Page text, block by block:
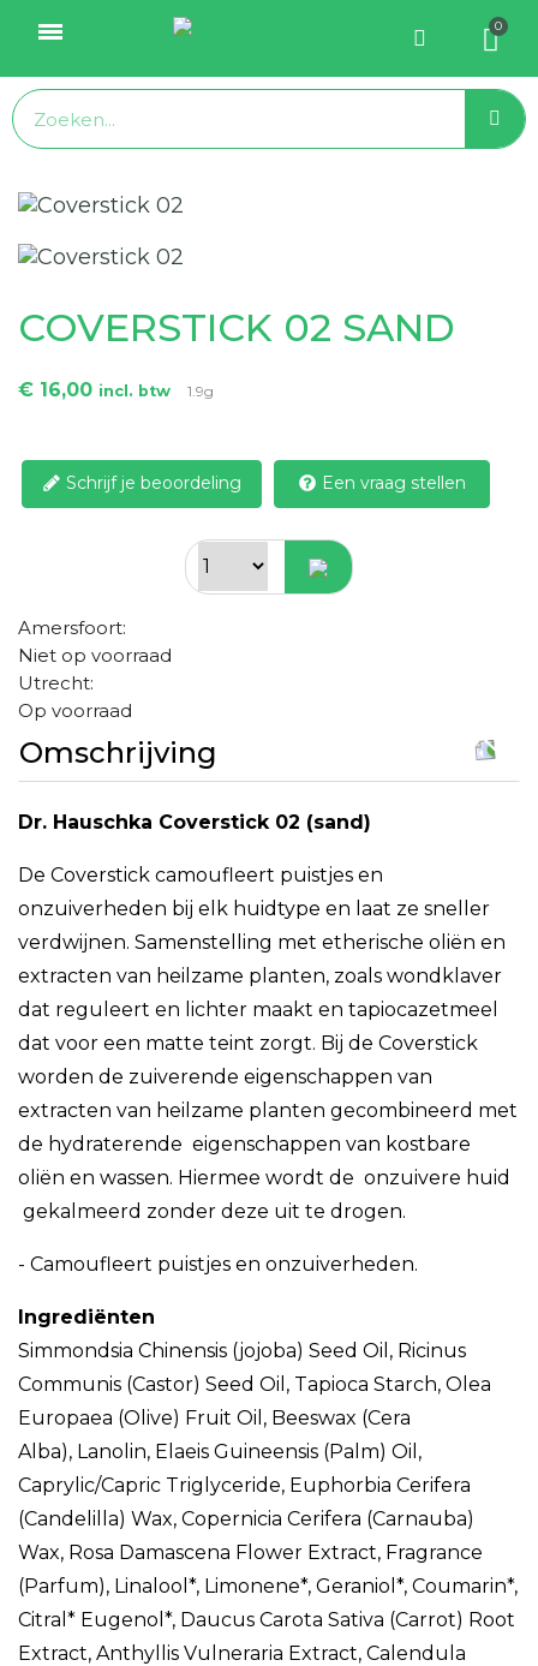
COVERSTICK 02 SAND
€ 16,00 incl. btw 1.9g
Schrijf je beoordeling Een vraag stellen
Amersfoort:
Niet op voorraad
Utrecht:
Op voorraad
Omschrijving
Dr. Hauschka Coverstick 02 (sand)
De Coverstick camoufleert puistjes en
onzuiverheden bij elk huidtype en laat ze sneller
verdwijnen. Samenstelling met etherische oliën en
extracten van heilzame planten, zoals wondklaver
dat reguleert en lichter maakt en tapiocazetmeel
dat voor een matte teint zorgt. Bij de Coverstick
worden de zuiverende eigenschappen van
extracten van heilzame planten gecombineerd met
de hydraterende eigenschappen van kostbare
oliën en wassen. Hiermee wordt de onzuivere huid
gekalmeerd zonder deze uit te drogen.
- Camoufleert puistjes en onzuiverheden.
Ingrediënten
Simmondsia Chinensis (jojoba) Seed Oil, Ricinus
Communis (Castor) Seed Oil, Tapioca Starch, Olea
Europaea (Olive) Fruit Oil, Beeswax (Cera
Alba), Lanolin, Elaeis Guineensis (Palm) Oil,
Caprylic/Capric Triglyceride, Euphorbia Cerifera
(Candelilla) Wax, Copernicia Cerifera (Carnauba)
Wax, Rosa Damascena Flower Extract, Fragrance
(Parfum), Linalool*, Limonene*, Geraniol*, Coumarin*,
Citral* Eugenol*, Daucus Carota Sativa (Carrot) Root
Extract, Anthyllis Vulneraria Extract, Calendula